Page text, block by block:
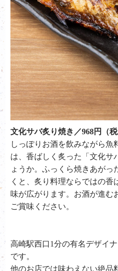
文化サバ炙り焼き／968円（税
しっぽりお酒を飲みながら魚
は、香ばしく炙った「文化サ
ょうか。ふっくら焼きあが
くと、炙り料理ならではの香
味が広がります。お酒が進む
ご賞味ください。
高崎駅西口1分の有名デザイ
です。
他のお店では味わえない絶品